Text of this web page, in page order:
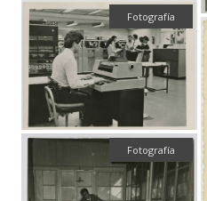
Fotografía
Fotografía